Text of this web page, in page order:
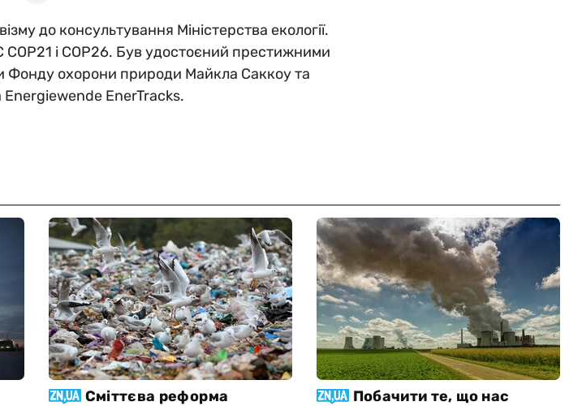
до консультування Міністерства екології.
COP21 і COP26. Був удостоєний престижними
Фонду охорони природи Майкла Саккоу та
EnerTracks.
Сміттєва реформа
Побачити те, що нас